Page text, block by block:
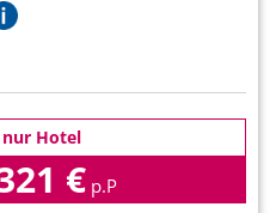
Hotel
€ p.P